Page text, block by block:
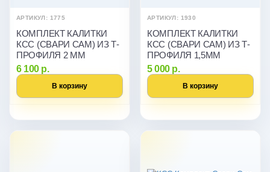
АРТИКУЛ: 1775
КОМПЛЕКТ КАЛИТКИ
КСС (СВАРИ САМ) ИЗ Т-
ПРОФИЛЯ 2 ММ
6 100 р.
В корзину
АРТИКУЛ: 1930
КОМПЛЕКТ КАЛИТКИ
КСС (СВАРИ САМ) ИЗ Т-
ПРОФИЛЯ 1,5ММ
5 000 р.
В корзину